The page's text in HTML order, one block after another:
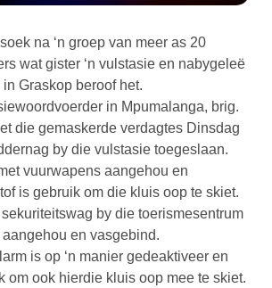
na ‘n groep van meer as 20
wat gister ‘n vulstasie en nabygeleë
Graskop beroof het.
in Mpumalanga, brig.
die gemaskerde verdagtes Dinsdag
by die vulstasie toegeslaan.
vuurwapens aangehou en
is gebruik om die kluis oop te skiet.
sekuriteitswag by die toerismesentrum
en vasgebind.
is op ‘n manier gedeaktiveer en
om ook hierdie kluis oop mee te skiet.